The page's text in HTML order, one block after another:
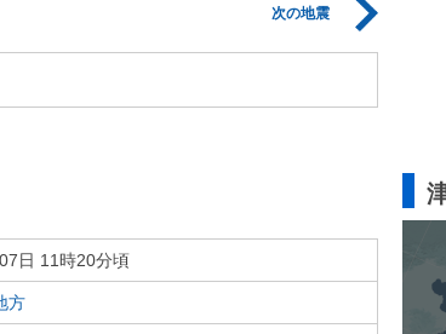
次の地震
日 11時20分頃
方